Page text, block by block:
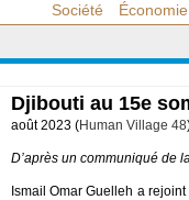
Société Économie
Djibouti au 15e
août 2023 (Human Village 48
D’après un communiqué de
Ismail Omar Guelleh a